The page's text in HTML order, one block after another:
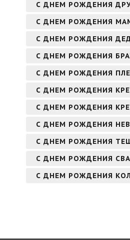
С ДНЕМ РОЖДЕНИЯ
С ДНЕМ РОЖДЕНИЯ
С ДНЕМ РОЖДЕНИЯ
С ДНЕМ РОЖДЕНИЯ
С ДНЕМ РОЖДЕНИЯ
С ДНЕМ РОЖДЕНИЯ
С ДНЕМ РОЖДЕНИЯ
С ДНЕМ РОЖДЕНИЯ
С ДНЕМ РОЖДЕНИЯ
С ДНЕМ РОЖДЕНИЯ
С ДНЕМ РОЖДЕНИЯ